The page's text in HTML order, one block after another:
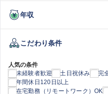
年収
こだわり条件
人気の条件
未経験者歓迎
土日祝休み
完
年間休日120日以上
在宅勤務（リモートワーク）OK